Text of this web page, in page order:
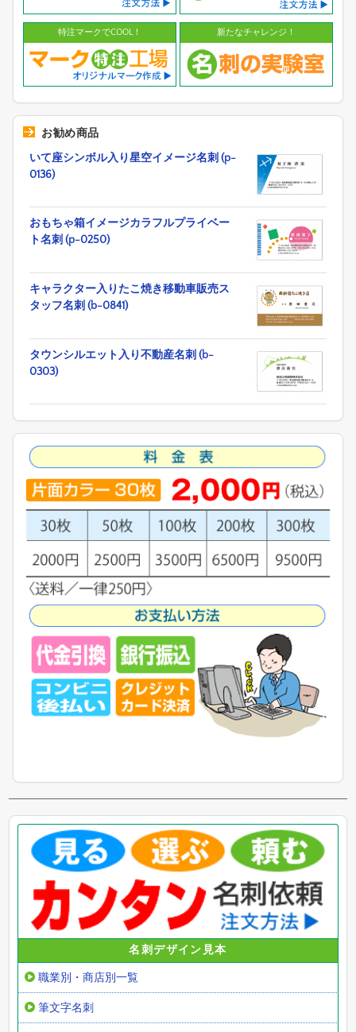
特注マークでCOOL！ 新たなチャレンジ！
お勧め商品
いて座シンボル入り星空イメージ名刺 (p-
0136)
おもちゃ箱イメージカラフルプライベー
ト名刺 (p-0250)
キャラクター入りたこ焼き移動車販売ス
タッフ名刺 (b-0841)
タウンシルエット入り不動産名刺 (b-
0303)
名刺デザイン見本
職業別・商店別一覧
筆文字名刺